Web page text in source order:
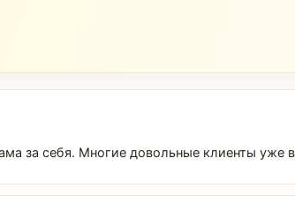
за себя. Многие довольные клиенты уже